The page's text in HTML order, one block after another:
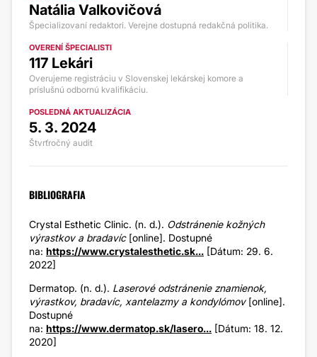
Natália Valkovičová
Špecializovaní redaktori. Verejne dostupná redakčná politika.
OVERENÍ ŠPECIALISTI
117 Lekári
Overujeme registráciu v Slovenskej lekárskej komore a
príslušnú odbornú kvalifikáciu.
POSLEDNÁ AKTUALIZÁCIA
5. 3. 2024
Štvrťročný audit
BIBLIOGRAFIA
Crystal Esthetic Clinic. (n. d.). Odstránenie kožných
výrastkov a bradavíc [online]. Dostupné
na: https://www.crystalesthetic.sk... [Dátum: 29. 6.
2022]
Dermatop. (n. d.). Laserové odstránenie znamienok,
výrastkov, bradavíc, xantelazmy a kondylómov [online].
Dostupné
na: https://www.dermatop.sk/lasero... [Dátum: 18. 12.
2020]